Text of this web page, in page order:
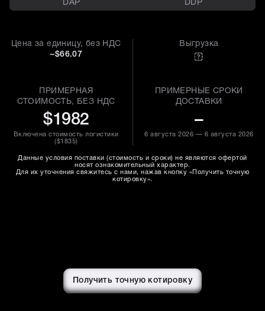
DAP DDP
Цена за единицу, без НДС
~$66.07
ПРИМЕРНАЯ
СТОИМОСТЬ, БЕЗ НДС
$1982
Включена стоимость логистики
($1835)
Выгрузка
ПРИМЕРНЫЕ СРОКИ
ДОСТАВКИ
–
6 августа 2026 — 6 августа 2026
Данные условия поставки (стоимость и сроки) не являются офертой
носят ознакомительный характер.
Для их уточнения свяжитесь с нами, нажав кнопку «Получить точную
котировку».
Получить точную котировку